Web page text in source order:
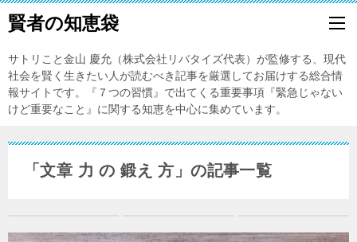
賢者の知恵袋
サトリこと金山 慶允（株式会社リバタイズ代表）が監修する、現代
社会を賢く生きたい人が読むべき記事を厳選してお届けする総合情
報サイトです。『７つの習慣』で出てくる重要事項『緊急じゃない
けど重要なこと』に関する知恵を中心に集めています。
「文章 力 の 鍛え 方」の記事一覧